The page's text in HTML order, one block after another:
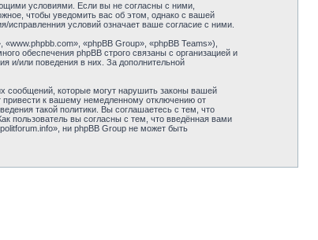
условиями. Если вы не согласны с ними,
чтобы уведомить вас об этом, однако с вашей
исправленния условий означает ваше согласие с ними.
«phpBB Group», «phpBB Teams»),
обеспечения phpBB строго связаны с организацией и
и/или поведения в них. За дополнительной
сообщений, которые могут нарушить законы вашей
привести к вашему немедленному отключению от
такой политики. Вы соглашаетесь с тем, что
пользователь вы согласны с тем, что введённая вами
ни phpBB Group не может быть